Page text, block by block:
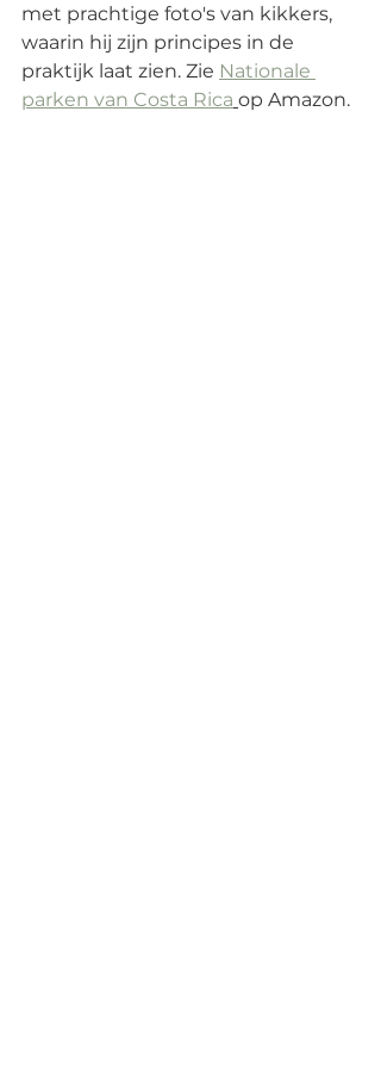
met prachtige foto's van kikkers,
waarin hij zijn principes in de
praktijk laat zien. Zie Nationale
parken van Costa Rica op Amazon.